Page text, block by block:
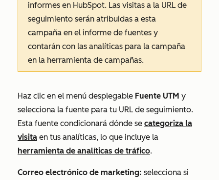
informes en HubSpot. Las visitas a la URL de
seguimiento serán atribuidas a esta
campaña en el informe de fuentes y
contarán con las analíticas para la campaña
en la herramienta de campañas.
Haz clic en el menú desplegable Fuente UTM y
selecciona la fuente para tu URL de seguimiento.
Esta fuente condicionará dónde se categoriza la
visita en tus analíticas, lo que incluye la
herramienta de analíticas de tráfico.
Correo electrónico de marketing: selecciona si